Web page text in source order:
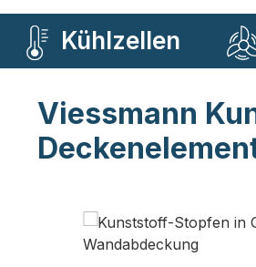
Kühlzellen
Viessmann
Bildergalerie überspringen